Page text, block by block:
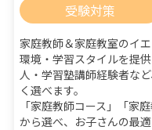
受験対策
家庭教師＆家庭教室のイ
環境・学習スタイルを提
人・学習塾講師経験者な
く選べます。
「家庭教師コース」「家
から選べ、お子さんの最